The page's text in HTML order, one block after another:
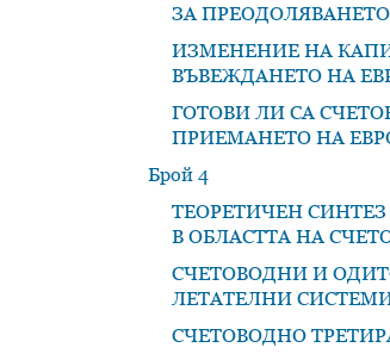
ЗА
ИЗМЕНЕНИЕ НА
ВЪВЕЖДАНЕТО НА
ГОТОВИ ЛИ СА
ПРИЕМАНЕТО НА
Брой 4
ТЕОРЕТИЧЕН
В ОБЛАСТТА НА
СЧЕТОВОДНИ И
ЛЕТАТЕЛНИ
СЧЕТОВОДНО